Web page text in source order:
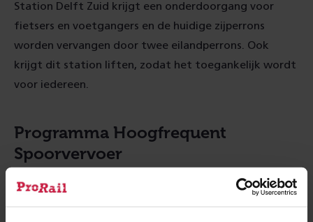
Station Delft Zuid krijgt een onderdoorgang voor
fietsers en voetgangers en de huidige zijperrons
worden vervangen door twee eilandperrons. Ook
krijgt dit station liften, zodat het toegankelijk wordt
voor iedereen.
Programma Hoogfrequent
Spoorvervoer
Met het
Programma Hoogfrequent Spoorvervoer